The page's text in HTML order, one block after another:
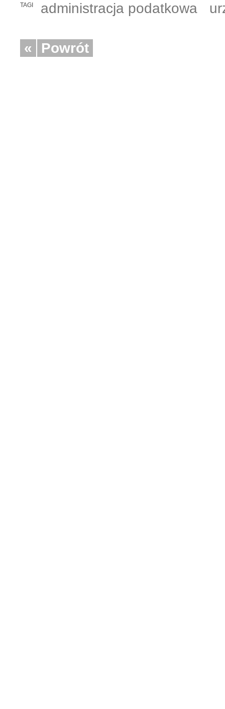
TAGI administracja podatkowa
« Powrót